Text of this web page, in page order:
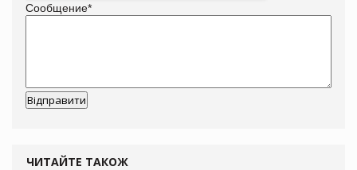
Сообщение*
ЧИТАЙТЕ ТАКОЖ